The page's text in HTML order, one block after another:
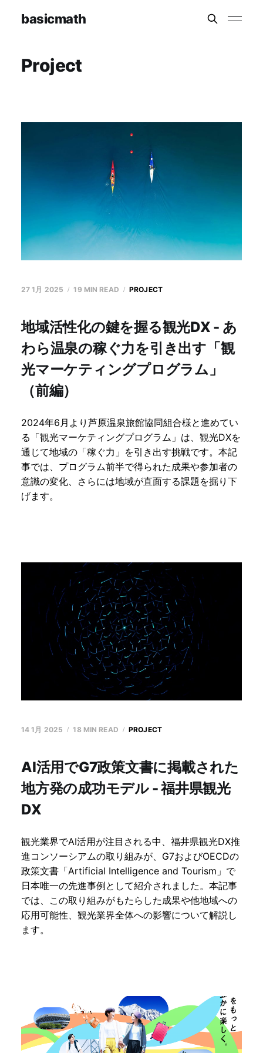
basicmath
Project
地域活性化の鍵を握る観光DX - あ
わら温泉の稼ぐ力を引き出す「観
光マーケティングプログラム」
（前編）
27 1月 2025 19 MIN READ PROJECT
2024年6月より芦原温泉旅館協同組合様と進めてい
る「観光マーケティングプログラム」は、観光DXを
通じて地域の「稼ぐ力」を引き出す挑戦です。本記
事では、プログラム前半で得られた成果や参加者の
意識の変化、さらには地域が直面する課題を掘り下
げます。
AI活用でG7政策文書に掲載された
地方発の成功モデル - 福井県観光
DX
14 1月 2025 18 MIN READ PROJECT
観光業界でAI活用が注目される中、福井県観光DX推
進コンソーシアムの取り組みが、G7およびOECDの
政策文書「Artificial Intelligence and Tourism」で
日本唯一の先進事例として紹介されました。本記事
では、この取り組みがもたらした成果や他地域への
応用可能性、観光業界全体への影響について解説し
ます。